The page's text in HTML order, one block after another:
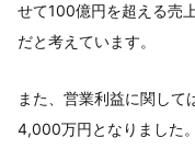
せて100億円を超える売
だと考えています。
また、営業利益に関して
4,000万円となりました。